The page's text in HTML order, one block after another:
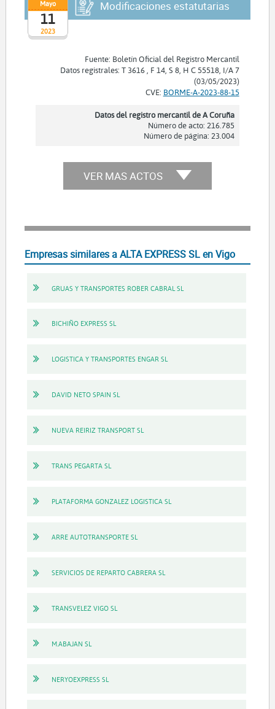
2023
Mayo
11
Modificaciones estatutarias
Fuente: Boletín Oficial del Registro Mercantil
Datos registrales: T 3616 , F 14, S 8, H C 55518, I/A 7
(03/05/2023)
CVE: BORME-A-2023-88-15
Datos del registro mercantil de A Coruña
Número de acto: 216.785
Número de página: 23.004
VER MAS ACTOS
Empresas similares a ALTA EXPRESS SL en Vigo
GRUAS Y TRANSPORTES ROBER CABRAL SL
BICHIÑO EXPRESS SL
LOGISTICA Y TRANSPORTES ENGAR SL
DAVID NETO SPAIN SL
NUEVA REIRIZ TRANSPORT SL
TRANS PEGARTA SL
PLATAFORMA GONZALEZ LOGISTICA SL
ARRE AUTOTRANSPORTE SL
SERVICIOS DE REPARTO CABRERA SL
TRANSVELEZ VIGO SL
M.ABAJAN SL
NERYOEXPRESS SL